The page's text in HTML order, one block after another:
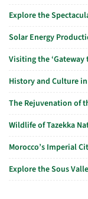
Explore the
Solar Energy
Visiting the ‘Gateway
History and Culture
The Rejuvenation of
Wildlife of Tazekka
Morocco’s Imperial
Explore the Sous